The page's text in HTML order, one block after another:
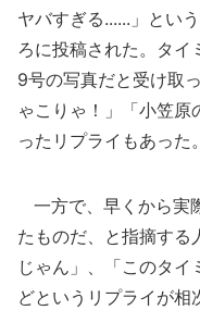
ヤバすぎる......」とい
ろに投稿された。タイ
9号の写真だと受け取
ゃこりゃ！」「小笠原
ったリプライもあった。
一方で、早くから実
たものだ、と指摘する
じゃん」、「このタ
どというリプライが相